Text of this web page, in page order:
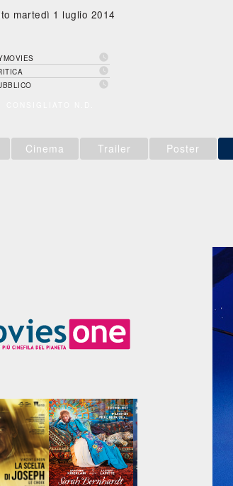
martedì 1 luglio 2014



Cinema Trailer Poster
-